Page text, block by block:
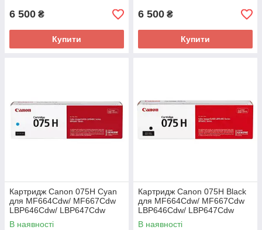
6 500 ₴
Купити
6 500 ₴
Купити
Картридж Canon 075H Cyan
для MF664Cdw/ MF667Cdw
LBP646Cdw/ LBP647Cdw
(6368C002AA)
В наявності
Картридж Canon 075H Black
для MF664Cdw/ MF667Cdw
LBP646Cdw/ LBP647Cdw
(6369C002AA)
В наявності